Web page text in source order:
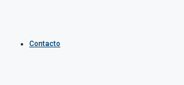
Contacto